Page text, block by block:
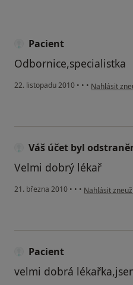
Pacient
Odbornice,specialistka
22. listopadu 2010 • • • podle
Nahlásit
Váš účet byl
Velmi dobrý lékař
21. března 2010 • • • podle názoru
Nahlásit
Pacient
velmi dobrá